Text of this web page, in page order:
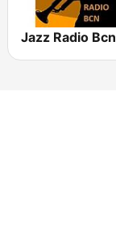
Jazz Radio Bcn